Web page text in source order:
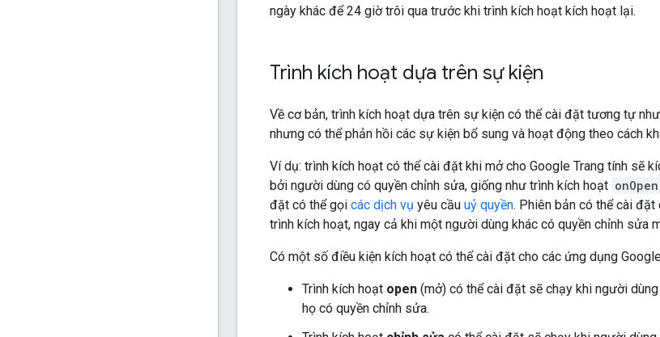
ngày khác để 24 giờ trôi qua trước khi trình kích hoạt kích hoạt lại.
Trình kích hoạt dựa trên sự kiện
Về cơ bản, trình kích hoạt dựa trên sự kiện có thể cài đặt tương tự như
nhưng có thể phản hồi các sự kiện bổ sung và hoạt động theo cách
Ví dụ: trình kích hoạt có thể cài đặt khi mở cho Google Trang tính sẽ
bởi người dùng có quyền chỉnh sửa, giống như trình kích hoạt
đặt có thể gọi các dịch vụ yêu cầu uỷ quyền. Phiên bản có thể cài
trình kích hoạt, ngay cả khi một người dùng khác có quyền chỉnh sửa
Có một số điều kiện kích hoạt có thể cài đặt cho các ứng dụng
Trình kích hoạt open (mở) có thể cài đặt sẽ chạy khi người
họ có quyền chỉnh sửa.